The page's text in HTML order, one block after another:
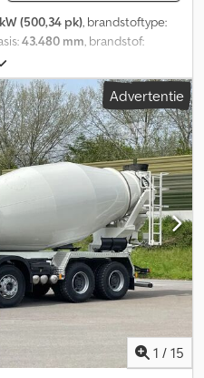
(500,34 pk), brandstoftype:
43.480 mm, brandstof:
Euro 6, Bouwjaar:2026,
Bluetooth, EBS (Elektronisch
airconditioning,
differentieelslot,
stabiliteitsprogramma
opties en toebehoren = -
Bluetooth -
- Airconditioning -
Csdpfx Aajypa Ufsnorf -
Bouwjaar: 2026 Geschikt
Vooras 2: Sturend Aantal
32.000 kg Merk opbouw:
op met Harun Cevik, Jamila
informatie.
Advertentie
1 / 15